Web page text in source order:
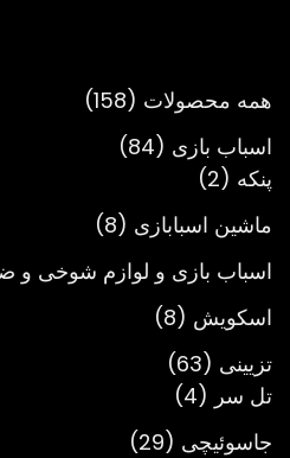
همه محصولات
158
158
اسباب بازی 84
84
پنکه 2
2
محصول
ماشین اسبابازی 8
8
اسباب بازی و لوازم شوخی و
اسکویش 8
8
تزیینی 63
63
محصول
تل سر 4
4
محصول
جاسوئیچی 29
29